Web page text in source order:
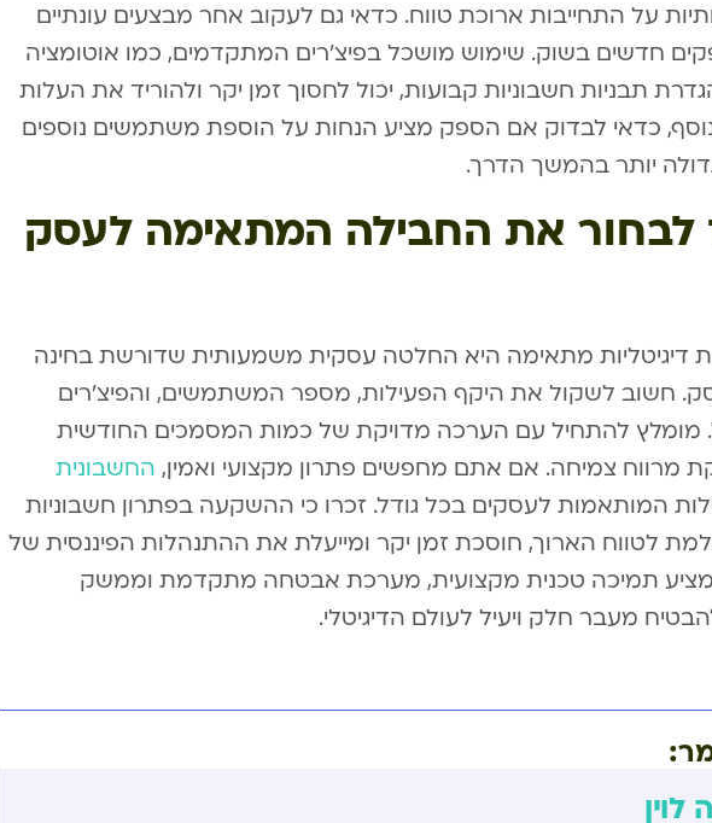
על התחייבות ארוכת טווח. כדאי גם לעקוב אחר מבצעים עונתיים
חדשים בשוק. שימוש מושכל בפיצ’רים המתקדמים, כמו אוטומציה
תבניות חשבוניות קבועות, יכול לחסוך זמן יקר ולהוריד את העלות
כדאי לבדוק אם הספק מציע הנחות על הוספת משתמשים נוספים
יותר בהמשך הדרך.
לבחור את החבילה המתאימה לעסק
דיגיטליות מתאימה היא החלטה עסקית משמעותית שדורשת בחינה
חשוב לשקול את היקף הפעילות, מספר המשתמשים, והפיצ’רים
מומלץ להתחיל עם הערכה מדויקת של כמות המסמכים החודשית
מרווח צמיחה. אם אתם מחפשים פתרון מקצועי ואמין, החשבונית
המותאמות לעסקים בכל גודל. זכרו כי ההשקעה בפתרון חשבוניות
לטווח הארוך, חוסכת זמן יקר ומייעלת את ההתנהלות הפיננסית של
תמיכה טכנית מקצועית, מערכת אבטחה מתקדמת וממשק
מעבר חלק ויעיל לעולם הדיגיטלי.